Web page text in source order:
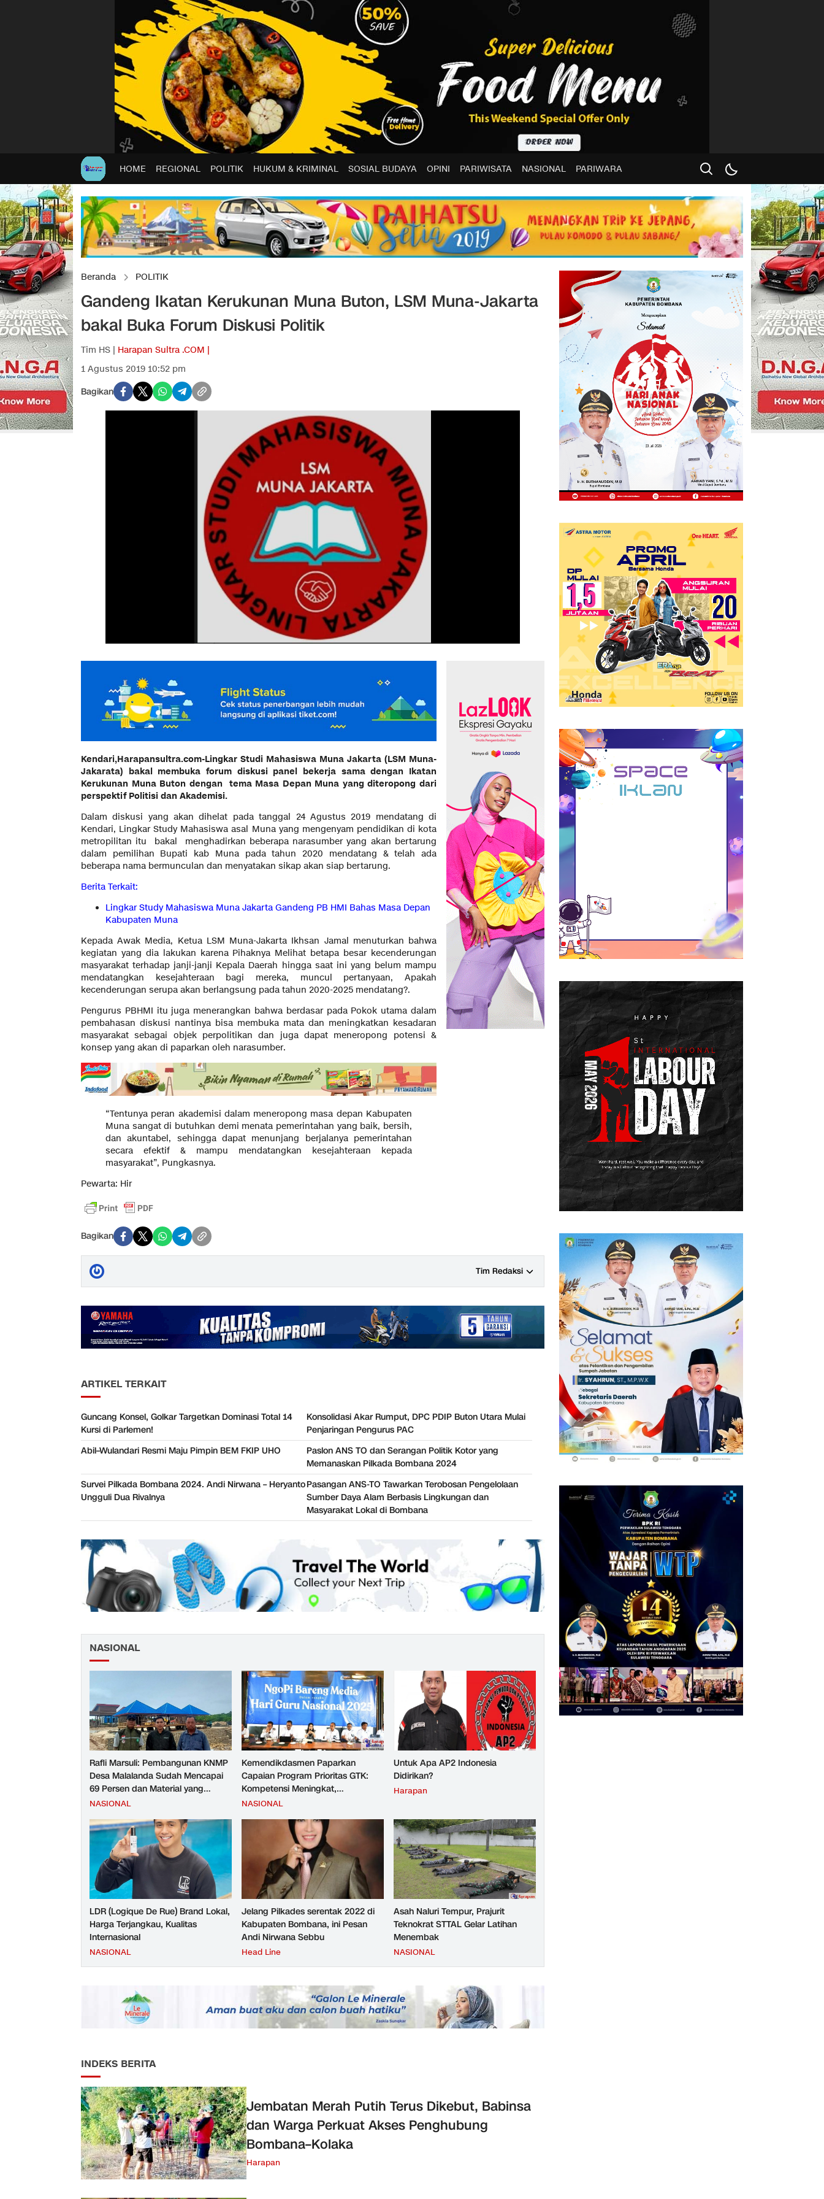
HOME REGIONAL POLITIK HUKUM & KRIMINAL SOSIAL BUDAYA OPINI PARIWISATA NASIONAL PARIWARA
Beranda POLITIK
Gandeng Ikatan Kerukunan Muna Buton, LSM Muna-Jakarta
bakal Buka Forum Diskusi Politik
Tim HS | Harapan Sultra .COM |
1 Agustus 2019 10:52 pm
Bagikan
Kendari,Harapansultra.com-Lingkar Studi Mahasiswa Muna Jakarta (LSM Muna-
Jakarata) bakal membuka forum diskusi panel bekerja sama dengan Ikatan
Kerukunan Muna Buton dengan tema Masa Depan Muna yang diteropong dari
perspektif Politisi dan Akademisi.
Dalam diskusi yang akan dihelat pada tanggal 24 Agustus 2019 mendatang di
Kendari, Lingkar Study Mahasiswa asal Muna yang mengenyam pendidikan di kota
metropilitan itu bakal menghadirkan beberapa narasumber yang akan bertarung
dalam pemilihan Bupati kab Muna pada tahun 2020 mendatang & telah ada
beberapa nama bermunculan dan menyatakan sikap akan siap bertarung.
Berita Terkait:
Lingkar Study Mahasiswa Muna Jakarta Gandeng PB HMI Bahas Masa Depan
Kabupaten Muna
Kepada Awak Media, Ketua LSM Muna-Jakarta Ikhsan Jamal menuturkan bahwa
kegiatan yang dia lakukan karena Pihaknya Melihat betapa besar kecenderungan
masyarakat terhadap janji-janji Kepala Daerah hingga saat ini yang belum mampu
mendatangkan kesejahteraan bagi mereka, muncul pertanyaan, Apakah
kecenderungan serupa akan berlangsung pada tahun 2020-2025 mendatang?.
Pengurus PBHMI itu juga menerangkan bahwa berdasar pada Pokok utama dalam
pembahasan diskusi nantinya bisa membuka mata dan meningkatkan kesadaran
masyarakat sebagai objek perpolitikan dan juga dapat meneropong potensi &
konsep yang akan di paparkan oleh narasumber.
“Tentunya peran akademisi dalam meneropong masa depan Kabupaten
Muna sangat di butuhkan demi menata pemerintahan yang baik, bersih,
dan akuntabel, sehingga dapat menunjang berjalanya pemerintahan
secara efektif & mampu mendatangkan kesejahteraan kepada
masyarakat”, Pungkasnya.
Pewarta: Hir
Bagikan
Tim Redaksi
ARTIKEL TERKAIT
Guncang Konsel, Golkar Targetkan Dominasi Total 14
Kursi di Parlemen!
Konsolidasi Akar Rumput, DPC PDIP Buton Utara Mulai
Penjaringan Pengurus PAC
Abil–Wulandari Resmi Maju Pimpin BEM FKIP UHO
Paslon ANS TO dan Serangan Politik Kotor yang
Memanaskan Pilkada Bombana 2024
Survei Pilkada Bombana 2024. Andi Nirwana – Heryanto
Ungguli Dua Rivalnya
Pasangan ANS-TO Tawarkan Terobosan Pengelolaan
Sumber Daya Alam Berbasis Lingkungan dan
Masyarakat Lokal di Bombana
NASIONAL
Rafli Marsuli: Pembangunan KNMP
Desa Malalanda Sudah Mencapai
69 Persen dan Material yang
Digunakan Sudah Sesuai Hasil Uji
NASIONAL
Kemendikdasmen Paparkan
Capaian Program Prioritas GTK:
Kompetensi Meningkat,
Kesejahteraan Guru Kian Diperkuat
NASIONAL
Untuk Apa AP2 Indonesia
Didirikan?
Harapan
LDR (Logique De Rue) Brand Lokal,
Harga Terjangkau, Kualitas
Internasional
NASIONAL
Jelang Pilkades serentak 2022 di
Kabupaten Bombana, ini Pesan
Andi Nirwana Sebbu
Head Line
Asah Naluri Tempur, Prajurit
Teknokrat STTAL Gelar Latihan
Menembak
NASIONAL
INDEKS BERITA
Jembatan Merah Putih Terus Dikebut, Babinsa
dan Warga Perkuat Akses Penghubung
Bombana–Kolaka
Harapan